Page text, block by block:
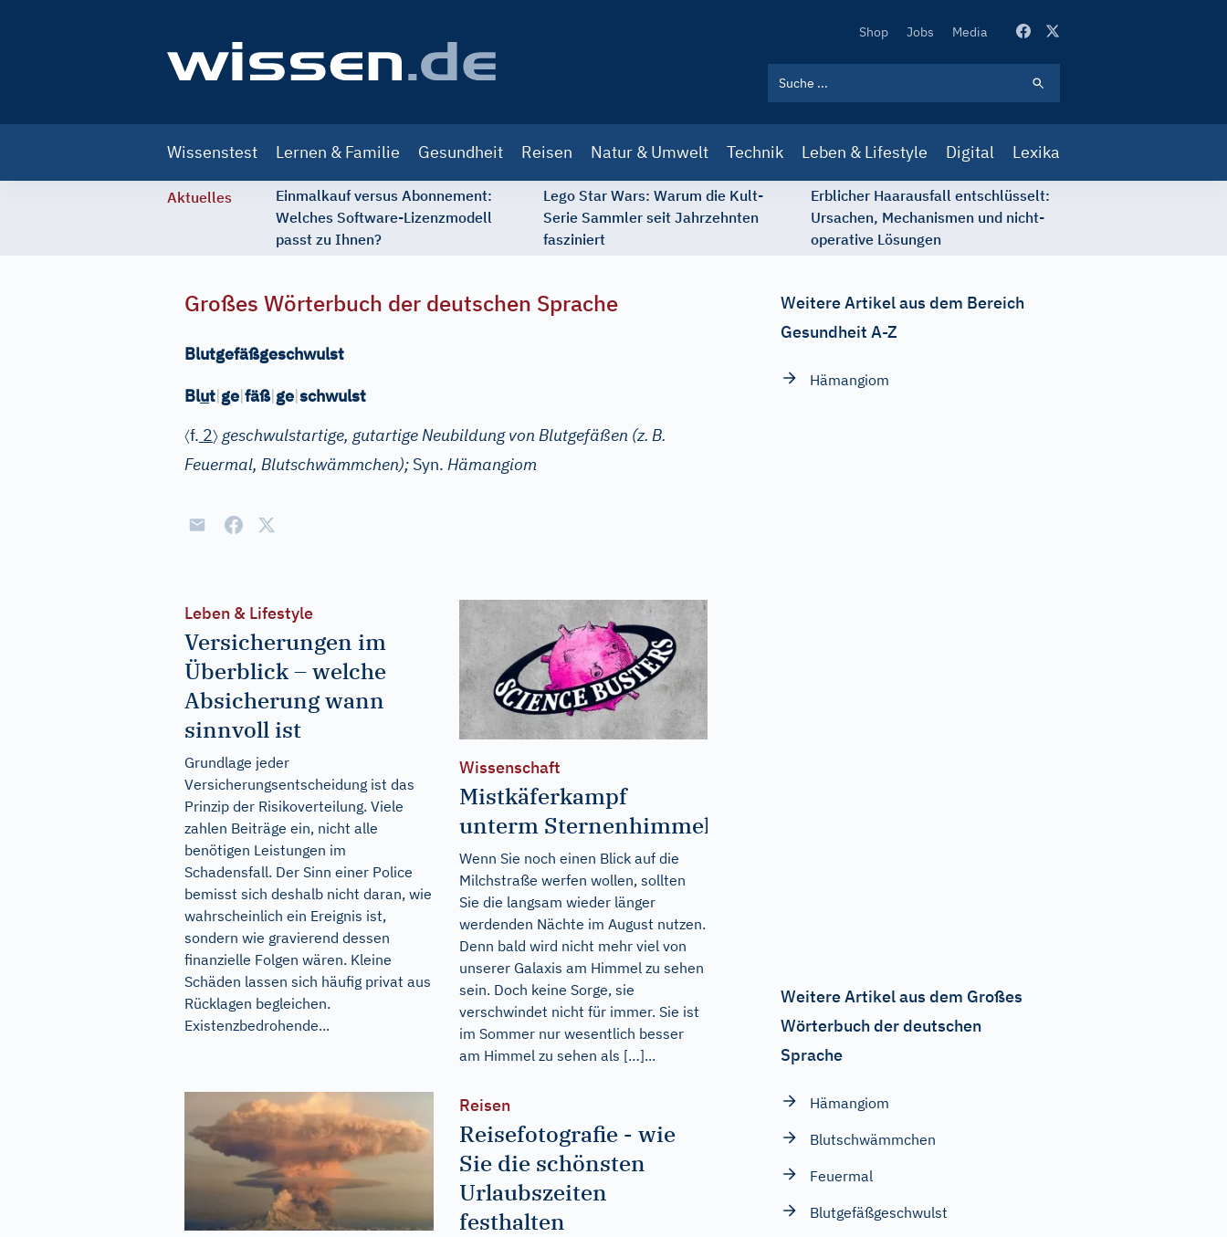
Secondary
Shop Jobs Media
navigation
Wissenstest Lernen & Familie Gesundheit Reisen Natur & Umwelt Technik Leben & Lifestyle Digital Lexika
Aktuelles
Einmalkauf versus Abonnement:
Welches Software-Lizenzmodell
passt zu Ihnen?
Lego Star Wars: Warum die Kult-
Serie Sammler seit Jahrzehnten
fasziniert
Erblicher Haarausfall entschlüsselt:
Ursachen, Mechanismen und nicht-
operative Lösungen
Großes Wörterbuch der deutschen Sprache
Blutgefäßgeschwulst
Blut|ge|fäß|ge|schwulst
〈f. 2〉geschwulstartige, gutartige Neubildung von Blutgefäßen (z. B.
Feuermal, Blutschwämmchen); Syn. Hämangiom
Leben & Lifestyle
Versicherungen im
Überblick – welche
Absicherung wann
sinnvoll ist
Grundlage jeder
Versicherungsentscheidung ist das
Prinzip der Risikoverteilung. Viele
zahlen Beiträge ein, nicht alle
benötigen Leistungen im
Schadensfall. Der Sinn einer Police
bemisst sich deshalb nicht daran, wie
wahrscheinlich ein Ereignis ist,
sondern wie gravierend dessen
finanzielle Folgen wären. Kleine
Schäden lassen sich häufig privat aus
Rücklagen begleichen.
Existenzbedrohende...
Wissenschaft
Mistkäferkampf
unterm Sternenhimmel
Wenn Sie noch einen Blick auf die
Milchstraße werfen wollen, sollten
Sie die langsam wieder länger
werdenden Nächte im August nutzen.
Denn bald wird nicht mehr viel von
unserer Galaxis am Himmel zu sehen
sein. Doch keine Sorge, sie
verschwindet nicht für immer. Sie ist
im Sommer nur wesentlich besser
am Himmel zu sehen als […]...
Reisen
Reisefotografie - wie
Sie die schönsten
Urlaubszeiten
festhalten
Weitere Artikel aus dem Bereich
Gesundheit A-Z
Hämangiom
Weitere Artikel aus dem Großes
Wörterbuch der deutschen
Sprache
Hämangiom
Blutschwämmchen
Feuermal
Blutgefäßgeschwulst